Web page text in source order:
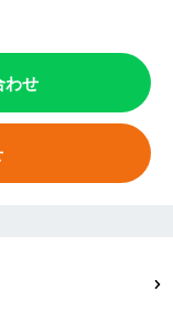
わせ